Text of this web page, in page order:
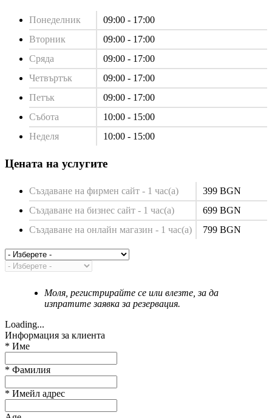
Понеделник
09:00 - 17:00
Вторник
09:00 - 17:00
Сряда
09:00 - 17:00
Четвъртък
09:00 - 17:00
Петък
09:00 - 17:00
Събота
10:00 - 15:00
Неделя
10:00 - 15:00
Цената на услугите
Създаване на фирмен сайт - 1 час(а)
399 BGN
Създаване на бизнес сайт - 1 час(а)
699 BGN
Създаване на онлайн магазин - 1 час(а)
799 BGN
Моля, регистрирайте се или влезте, за да
изпратите заявка за резервация.
Loading...
Информация за клиента
* Име
* Фамилия
* Имейл адрес